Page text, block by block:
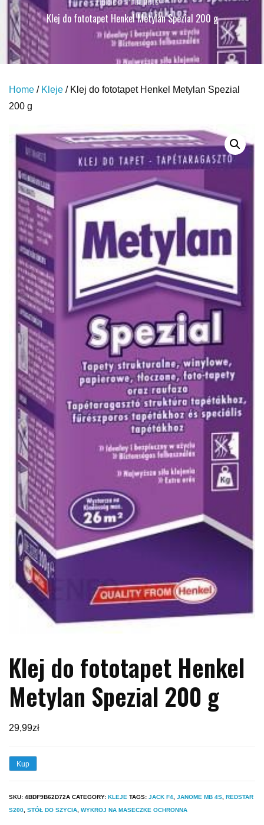
Klej do fototapet Henkel Metylan Spezial 200 g
Home / Kleje / Klej do fototapet Henkel Metylan Spezial
200 g
Klej do fototapet Henkel
Metylan Spezial 200 g
29,99zł
Kup
SKU: 4BDF9B62D72A CATEGORY: KLEJE TAGS: JACK F4 JANOME MB 4S REDSTAR
S200 STÓŁ DO SZYCIA WYKROJ NA MASECZKE OCHRONNA